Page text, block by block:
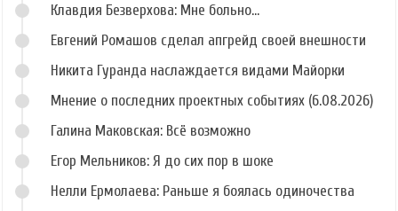
Клавдия Безверхова: Мне больно...
Евгений Ромашов сделал апгрейд своей внешности
Никита Гуранда наслаждается видами Майорки
Мнение о последних проектных событиях (6.08.2026)
Галина Маковская: Всё возможно
Егор Мельников: Я до сих пор в шоке
Нелли Ермолаева: Раньше я боялась одиночества